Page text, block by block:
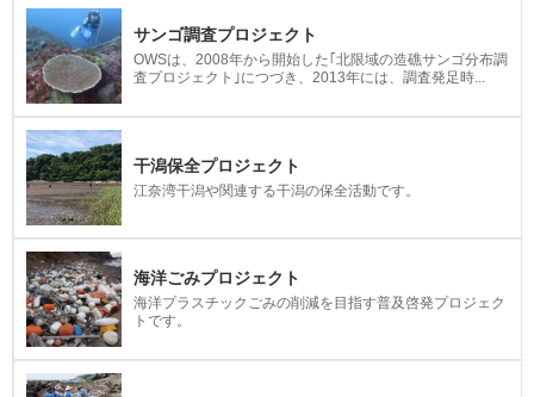
サンゴ調査プロジェクト
OWSは、2008年から開始した｢北限域の造礁サンゴ分布調
査プロジェクト｣につづき、2013年には、調査発足時...
干潟保全プロジェクト
江奈湾干潟や関連する干潟の保全活動です。
海洋ごみプロジェクト
海洋プラスチックごみの削減を目指す普及啓発プロジェク
トです。